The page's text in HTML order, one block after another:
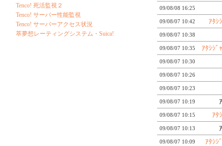
09/08/08 16:25
09/08/07 10:42 ｱﾀｼ
09/08/07 10:38
09/08/07 10:35 ｱﾀｼｼﾞ
09/08/07 10:30
09/08/07 10:26
09/08/07 10:23
09/08/07 10:19
09/08/07 10:15 ｱﾀ
09/08/07 10:13
09/08/07 10:09 ｱﾀｼｼ
Tenco! 死活監視２
Tenco! サーバー性能監視
Tenco! サーバーアクセス状況
萃夢想レーティングシステム・Suica!